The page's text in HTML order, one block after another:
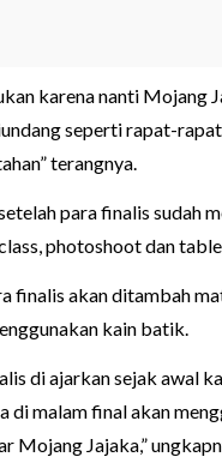
karena nanti Mojang
seperti rapat-
terangnya.
para finalis sudah
photoshoot dan
finalis akan ditambah
kain batik.
di ajarkan sejak awal
di malam final akan
Mojang Jajaka,”